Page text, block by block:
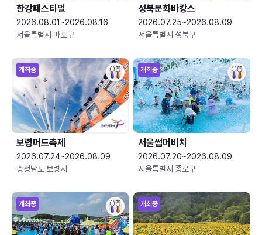
한강페스티벌
2026.08.01~2026.08.16
서울특별시 마포구
성북문화바캉스
2026.07.25~2026.08.09
서울특별시 성북구
개최중
보령머드축제
2026.07.24~2026.08.09
충청남도 보령시
개최중
서울썸머비치
2026.07.20~2026.08.09
서울특별시 종로구
개최중 개최중